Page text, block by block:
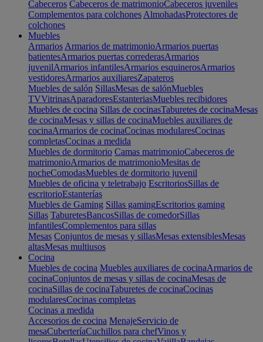
Cabeceros Cabeceros de matrimonioCabeceros juveniles
Complementos para colchones AlmohadasProtectores de
colchones
Muebles
Armarios Armarios de matrimonioArmarios puertas
batientesArmarios puertas correderasArmarios
juvenilArmarios infantilesArmarios esquinerosArmarios
vestidoresArmarios auxiliaresZapateros
Muebles de salón SillasMesas de salónMuebles
TVVitrinasAparadoresEstanteriasMuebles recibidores
Muebles de cocina Sillas de cocinasTaburetes de cocinaMesas
de cocinaMesas y sillas de cocinaMuebles auxiliares de
cocinaArmarios de cocinaCocinas modularesCocinas
completasCocinas a medida
Muebles de dormitorio Camas matrimonioCabeceros de
matrimonioArmarios de matrimonioMesitas de
nocheComodasMuebles de dormitorio juvenil
Muebles de oficina y teletrabajo EscritoriosSillas de
escritorioEstanterías
Muebles de Gaming Sillas gamingEscritorios gaming
Sillas TaburetesBancosSillas de comedorSillas
infantilesComplementos para sillas
Mesas Conjuntos de mesas y sillasMesas extensiblesMesas
altasMesas multiusos
Cocina
Muebles de cocina Muebles auxiliares de cocinaArmarios de
cocinaConjuntos de mesas y sillas de cocinaMesas de
cocinaSillas de cocinaTaburetes de cocinaCocinas
modularesCocinas completas
Cocinas a medida
Accesorios de cocina MenajeServicio de
mesaCuberteríaCuchillos para chefVinos y